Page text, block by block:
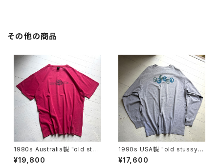
その他の商品
1980s Australia製 "old stus
sy" S/S T-shirt
¥19,800
1990s USA製 "old stussy"
L/S shirt
¥17,600